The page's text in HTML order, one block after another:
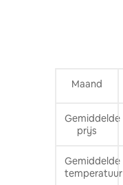
Maand
Gemiddelde
prijs
Gemiddelde
temperatuur